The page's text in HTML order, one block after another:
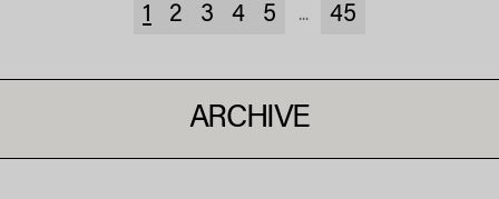
1 2 3 4 5 ... 45
ARCHIVE